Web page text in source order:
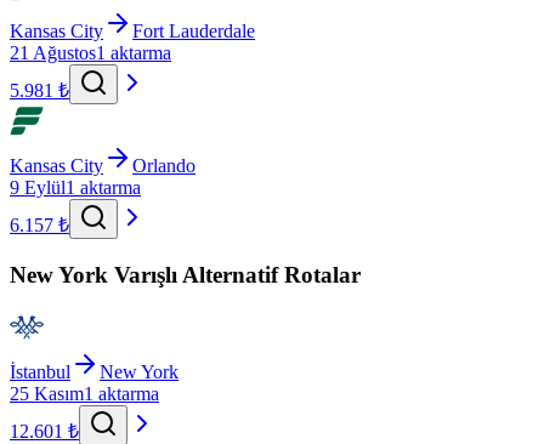
Kansas City
Fort Lauderdale
21 Ağustos1 aktarma
5.981 ₺
Kansas City
Orlando
9 Eylül1 aktarma
6.157 ₺
New York Varışlı Alternatif Rotalar
İstanbul
New York
25 Kasım1 aktarma
12.601 ₺